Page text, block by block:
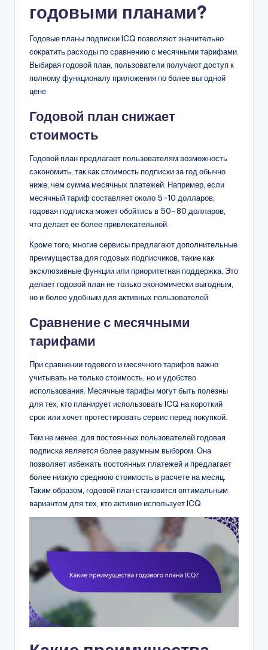
годовыми планами?
Годовые планы подписки ICQ позволяют значительно
сократить расходы по сравнению с месячными тарифами.
Выбирая годовой план, пользователи получают доступ к
полному функционалу приложения по более выгодной
цене.
Годовой план снижает
стоимость
Годовой план предлагает пользователям возможность
сэкономить, так как стоимость подписки за год обычно
ниже, чем сумма месячных платежей. Например, если
месячный тариф составляет около 5-10 долларов,
годовая подписка может обойтись в 50-80 долларов,
что делает ее более привлекательной.
Кроме того, многие сервисы предлагают дополнительные
преимущества для годовых подписчиков, такие как
эксклюзивные функции или приоритетная поддержка. Это
делает годовой план не только экономически выгодным,
но и более удобным для активных пользователей.
Сравнение с месячными
тарифами
При сравнении годового и месячного тарифов важно
учитывать не только стоимость, но и удобство
использования. Месячные тарифы могут быть полезны
для тех, кто планирует использовать ICQ на короткий
срок или хочет протестировать сервис перед покупкой.
Тем не менее, для постоянных пользователей годовая
подписка является более разумным выбором. Она
позволяет избежать постоянных платежей и предлагает
более низкую среднюю стоимость в расчете на месяц.
Таким образом, годовой план становится оптимальным
вариантом для тех, кто активно использует ICQ.